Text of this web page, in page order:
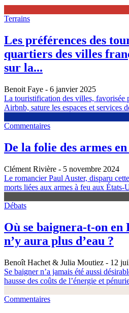
Terrains
Les préférences des
quartiers des villes
sur la...
Benoit Faye - 6 janvier 2025
La touristification des villes, favorisée
Airbnb, sature les espaces et services
Commentaires
De la folie des armes
Clément Rivière - 5 novembre 2024
Le romancier Paul Auster, disparu
morts liées aux armes à feu aux États-
Débats
Où se baignera-t-on en
n’y aura plus d’eau ?
Benoît Hachet & Julia Moutiez - 12
Se baigner n’a jamais été aussi
hausse des coûts de l’énergie et
Commentaires